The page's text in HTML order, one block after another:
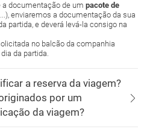
documentação de um pacote de
enviaremos a documentação da sua
partida, e deverá levá-la consigo na
no balcão da companhia
da partida.
a reserva da viagem?
por um
da viagem?